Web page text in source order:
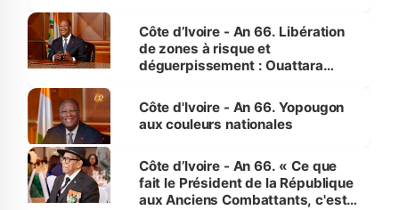
milieu des sinistrés
Côte d’Ivoire - An 66. Libération
de zones à risque et
déguerpissement : Ouattara
l'Etat de droit pour préserver les
vies humaines »
Côte d'Ivoire - An 66. Yopougon
aux couleurs nationales
Côte d’Ivoire - An 66. « Ce que
fait le Président de la République
aux Anciens Combattants, c'est